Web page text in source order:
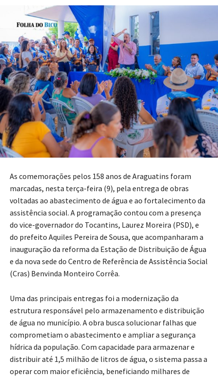
As comemorações pelos 158 anos de Araguatins foram
marcadas, nesta terça-feira (9), pela entrega de obras
voltadas ao abastecimento de água e ao fortalecimento da
assistência social. A programação contou com a presença
do vice-governador do Tocantins, Laurez Moreira (PSD), e
do prefeito Aquiles Pereira de Sousa, que acompanharam a
inauguração da reforma da Estação de Distribuição de Água
e da nova sede do Centro de Referência de Assistência Social
(Cras) Benvinda Monteiro Corrêa.
Uma das principais entregas foi a modernização da
estrutura responsável pelo armazenamento e distribuição
de água no município. A obra busca solucionar falhas que
comprometiam o abastecimento e ampliar a segurança
hídrica da população. Com capacidade para armazenar e
distribuir até 1,5 milhão de litros de água, o sistema passa a
operar com maior eficiência, beneficiando milhares de